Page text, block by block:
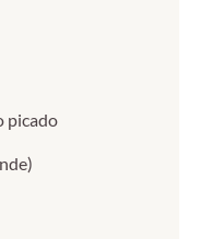
picado